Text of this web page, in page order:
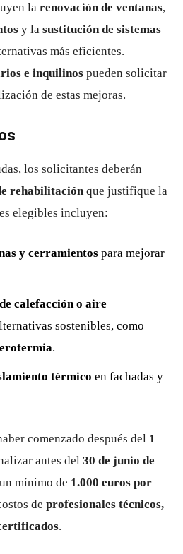
la renovación de ventanas,
y la sustitución de sistemas
más eficientes.
e inquilinos pueden solicitar
de estas mejoras.
los solicitantes deberán
rehabilitaciónque justifique la
elegibles incluyen:
y cerramientos para mejorar
calefacción o aire
sostenibles, como
.
térmico en fachadas y
comenzado después del 1
antes del 30 de junio de
mínimo de 1.000 euros por
de profesionales técnicos,
.